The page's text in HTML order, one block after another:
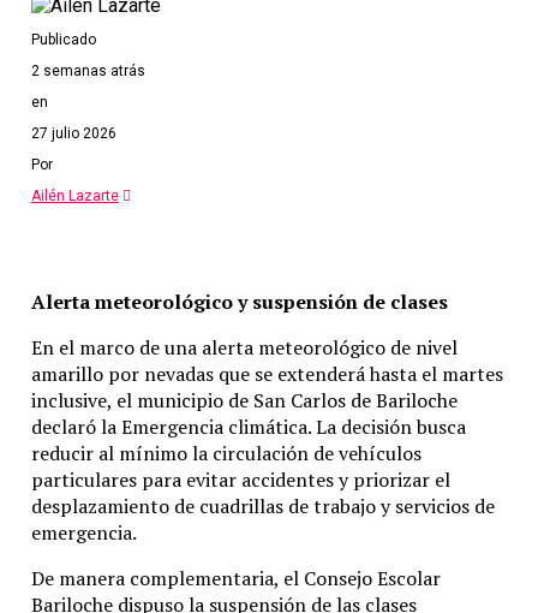
Temas relacionados:
Siguente
Suben a $7.400 mensuales la beca Progresar para
estudiantes
Anterior
Publicado
2 semanas atrás
en
27 julio 2026
Por
Ailén Lazarte
Alerta meteorológico y suspensión de clases
En el marco de una alerta meteorológico de nivel
amarillo por nevadas que se extenderá hasta el martes
inclusive, el municipio de San Carlos de Bariloche
declaró la Emergencia climática. La decisión busca
reducir al mínimo la circulación de vehículos
particulares para evitar accidentes y priorizar el
desplazamiento de cuadrillas de trabajo y servicios de
emergencia.
De manera complementaria, el Consejo Escolar
Bariloche dispuso la suspensión de las clases